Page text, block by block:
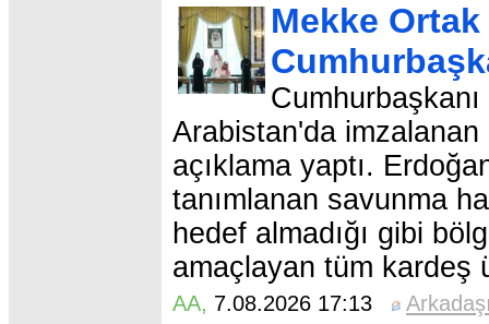
Mekke
Arabistan'da
açıklama yaptı.
tanımlanan savunma
hedef almadığı gibi
amaçlayan tüm kardeş
AA, 7.08.2026 17:13